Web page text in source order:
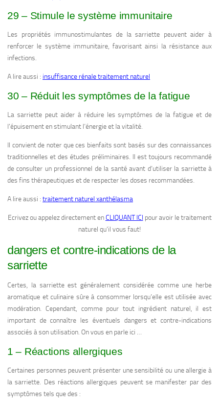
29 – Stimule le système immunitaire
Les propriétés immunostimulantes de la sarriette peuvent aider à
renforcer le système immunitaire, favorisant ainsi la résistance aux
infections.
A lire aussi : insuffisance rénale traitement naturel
30 – Réduit les symptômes de la fatigue
La sarriette peut aider à réduire les symptômes de la fatigue et de
l’épuisement en stimulant l’énergie et la vitalité.
Il convient de noter que ces bienfaits sont basés sur des connaissances
traditionnelles et des études préliminaires. Il est toujours recommandé
de consulter un professionnel de la santé avant d’utiliser la sarriette à
des fins thérapeutiques et de respecter les doses recommandées.
A lire aussi : traitement naturel xanthélasma
Ecrivez ou appelez directement enCLIQUANT ICI pour avoir le traitement
naturel qu’il vous faut!
dangers et contre-indications de la
sarriette
Certes, la sarriette est généralement considérée comme une herbe
aromatique et culinaire sûre à consommer lorsqu’elle est utilisée avec
modération. Cependant, comme pour tout ingrédient naturel, il est
important de connaître les éventuels dangers et contre-indications
associés à son utilisation. On vous en parle ici …
1 – Réactions allergiques
Certaines personnes peuvent présenter une sensibilité ou une allergie à
la sarriette. Des réactions allergiques peuvent se manifester par des
symptômes tels que des :